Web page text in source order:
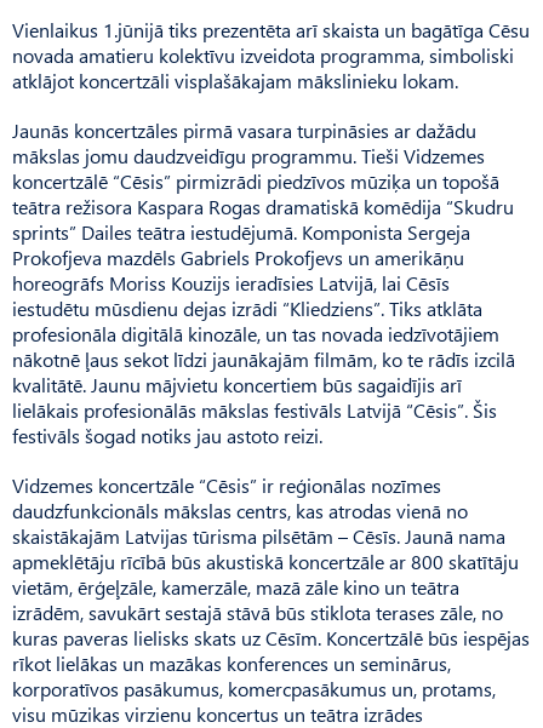
Vienlaikus 1.jūnijā tiks prezentēta arī skaista un bagātīga Cēsu
novada amatieru kolektīvu izveidota programma, simboliski
atklājot koncertzāli visplašākajam mākslinieku lokam.
Jaunās koncertzāles pirmā vasara turpināsies ar dažādu
mākslas jomu daudzveidīgu programmu. Tieši Vidzemes
koncertzālē “Cēsis” pirmizrādi piedzīvos mūziķa un topošā
teātra režisora Kaspara Rogas dramatiskā komēdija “Skudru
sprints” Dailes teātra iestudējumā. Komponista Sergeja
Prokofjeva mazdēls Gabriels Prokofjevs un amerikāņu
horeogrāfs Moriss Kouzijs ieradīsies Latvijā, lai Cēsīs
iestudētu mūsdienu dejas izrādi “Kliedziens”. Tiks atklāta
profesionāla digitālā kinozāle, un tas novada iedzīvotājiem
nākotnē ļaus sekot līdzi jaunākajām filmām, ko te rādīs izcilā
kvalitātē. Jaunu mājvietu koncertiem būs sagaidījis arī
lielākais profesionālās mākslas festivāls Latvijā “Cēsis”. Šis
festivāls šogad notiks jau astoto reizi.
Vidzemes koncertzāle “Cēsis” ir reģionālas nozīmes
daudzfunkcionāls mākslas centrs, kas atrodas vienā no
skaistākajām Latvijas tūrisma pilsētām – Cēsīs. Jaunā nama
apmeklētāju rīcībā būs akustiskā koncertzāle ar 800 skatītāju
vietām, ērģeļzāle, kamerzāle, mazā zāle kino un teātra
izrādēm, savukārt sestajā stāvā būs stiklota terases zāle, no
kuras paveras lielisks skats uz Cēsīm. Koncertzālē būs iespējas
rīkot lielākas un mazākas konferences un seminārus,
korporatīvos pasākumus, komercpasākumus un, protams,
visu mūzikas virzienu koncertus un teātra izrādes